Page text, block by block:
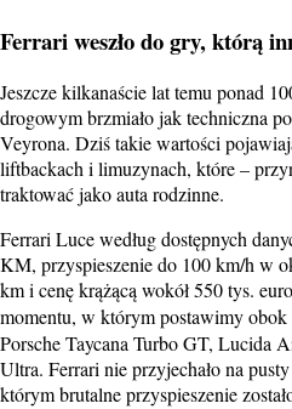
Ferrari weszło do gry, którą
Jeszcze kilkanaście lat temu ponad
drogowym brzmiało jak techniczna
Veyrona. Dziś takie wartości
liftbackach i limuzynach, które –
traktować jako auta rodzinne.
Ferrari Luce według dostępnych
KM, przyspieszenie do 100 km/h w
km i cenę krążącą wokół 550 tys.
momentu, w którym postawimy obok
Porsche Taycana Turbo GT, Lucida
Ultra. Ferrari nie przyjechało na
którym brutalne przyspieszenie